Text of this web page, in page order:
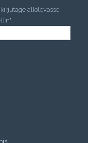
allolevasse